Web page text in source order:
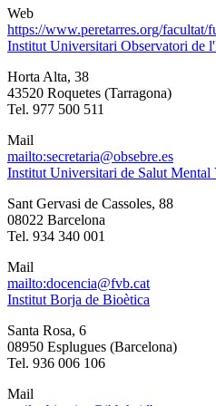
Web
https://www.peretarres.org/facultat/
Institut Universitari Observatori de
Horta Alta, 38
43520 Roquetes (Tarragona)
Tel. 977 500 511
Mail
mailto:secretaria@obsebre.es
Institut Universitari de Salut Mental
Sant Gervasi de Cassoles, 88
08022 Barcelona
Tel. 934 340 001
Mail
mailto:docencia@fvb.cat
Institut Borja de Bioètica
Santa Rosa, 6
08950 Esplugues (Barcelona)
Tel. 936 006 106
Mail